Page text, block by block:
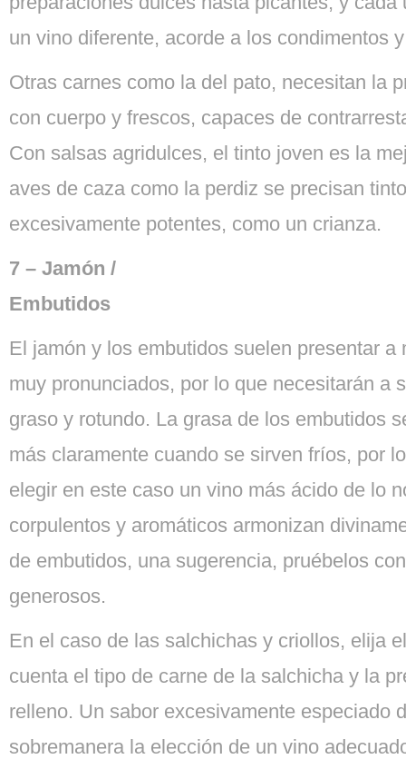
un vino diferente, acorde a los condimentos
Otras carnes como la del pato, necesitan la
con cuerpo y frescos, capaces de
Con salsas agridulces, el tinto joven es la
aves de caza como la perdiz se precisan
excesivamente potentes, como un crianza.
7 – Jamón /
Embutidos
El jamón y los embutidos suelen presentar a
muy pronunciados, por lo que necesitarán a
graso y rotundo. La grasa de los embutidos
más claramente cuando se sirven fríos, por
elegir en este caso un vino más ácido de lo
corpulentos y aromáticos armonizan
de embutidos, una sugerencia, pruébelos
generosos.
En el caso de las salchichas y criollos, elija
cuenta el tipo de carne de la salchicha y la
relleno. Un sabor excesivamente especiado
sobremanera la elección de un vino